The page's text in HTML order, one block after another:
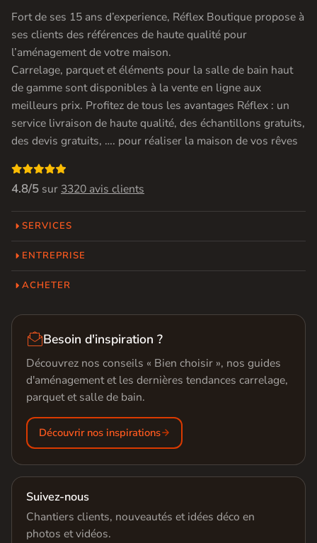
Fort de ses 15 ans d’experience, Réflex Boutique propose à
ses clients des références de haute qualité pour
l’aménagement de votre maison.
Carrelage, parquet et éléments pour la salle de bain haut
de gamme sont disponibles à la vente en ligne aux
meilleurs prix. Profitez de tous les avantages Réflex : un
service livraison de haute qualité, des échantillons gratuits,
des devis gratuits, …. pour réaliser la maison de vos rêves

4.8/5 sur 3320 avis clients
SERVICES
ENTREPRISE
ACHETER
Besoin d'inspiration ?
Découvrez nos conseils « Bien choisir », nos guides
d'aménagement et les dernières tendances carrelage,
parquet et salle de bain.
Découvrir nos inspirations
Suivez-nous
Chantiers clients, nouveautés et idées déco en
photos et vidéos.